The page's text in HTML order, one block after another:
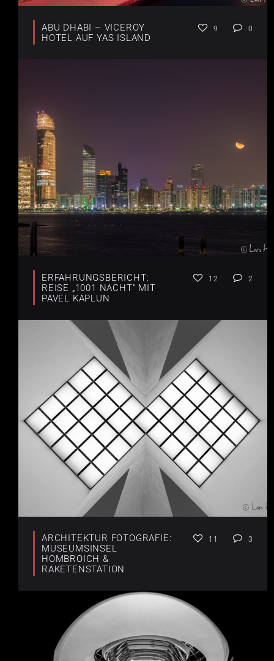
ABU DHABI – VICEROY
HOTEL AUF YAS ISLAND
9 0
ERFAHRUNGSBERICHT:
REISE „1001 NACHT“ MIT
PAVEL KAPLUN
12 2
ARCHITEKTUR FOTOGRAFIE:
MUSEUMSINSEL
HOMBROICH &
RAKETENSTATION
11 3